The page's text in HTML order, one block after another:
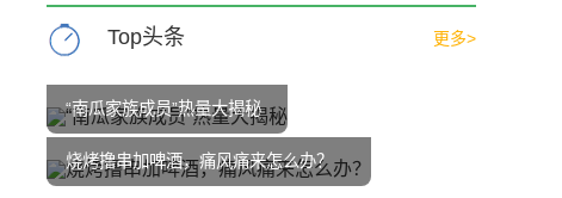
Top头条 更多>
“南瓜家族成员”热量大揭秘
烧烤撸串加啤酒，痛风痛来怎么办？